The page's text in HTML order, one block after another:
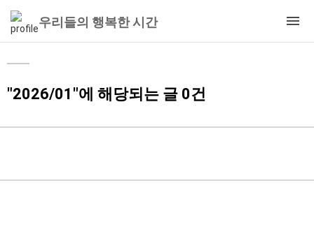
우리들의 행복한 시간
"2026/01"에 해당되는 글 0건